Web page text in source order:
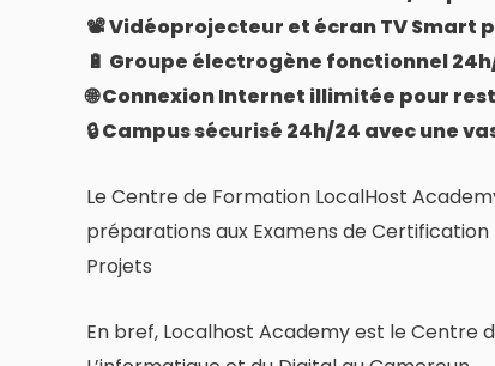
📽️ Vidéoprojecteur et écran TV Smart
🔋 Groupe électrogène fonctionnel
🌐 Connexion Internet illimitée pour
🔒 Campus sécurisé 24h/24 avec une
Le Centre de Formation LocalHost
préparations aux Examens de
Projets
En bref, Localhost Academy est le Centre